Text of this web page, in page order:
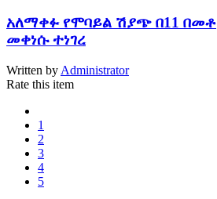
አለማቀፉ የሞባይል ሽያጭ በ11 በመቶ
መቀነሱ ተነገረ
Written by Administrator
Rate this item
1
2
3
4
5